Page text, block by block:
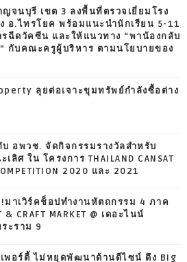
จนบุรี เขต 3 ลงพื้นที่ตรวจเยี่ยมโรง
อ.ไทรโยค พร้อมแนะนำนักเรียน 5-11
รฉีดวัคซีน และให้แนวทาง “พาน้องกลับ
กับคณะครูผู้บริหาร ตามนโยบายของ
ลุยต่อเจาะขุมทรัพย์กำลังซื้อต่าง
อพวช. จัดกิจกรรมรางวัลสำหรับ
เลิศ ใน โครงการ THAILAND CANSAT
2020 และ 2021
าเวิร์คช็อปทำงานหัตถกรรม 4 ภาค
& CRAFT MARKET @ เดอะไนน์
ะราม 9
พอร์ตี้ ไม่หยุดพัฒนาด้านดีไซน์ ดึง Big